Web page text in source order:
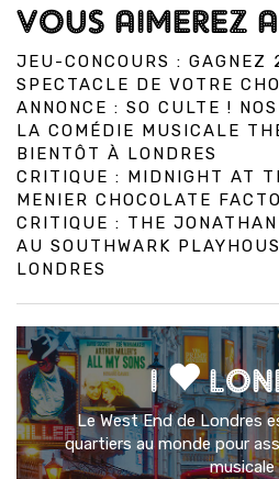
VOUS AIMEREZ
JEU-CONCOURS : GAGNEZ
SPECTACLE DE VOTRE
ANNONCE : SO CULTE !
LA COMÉDIE MUSICALE
BIENTÔT À LONDRES
CRITIQUE : MIDNIGHT AT
MENIER CHOCOLATE
CRITIQUE : THE
AU SOUTHWARK
LONDRES
I
Le West End de Londres
quartiers au monde pour
musicale